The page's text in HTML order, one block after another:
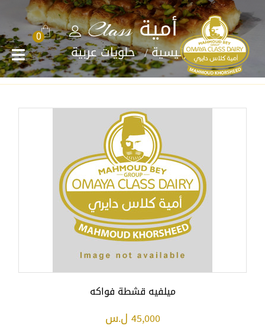
0 أمية Class
الرئيسية حلويات عربية
ميلفيه قشطة فواكه
45,000 ل.س